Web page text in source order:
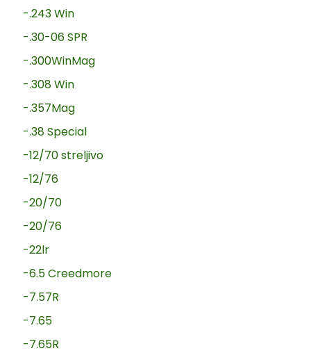
-.243 Win
-.30-06 SPR
-.300WinMag
-.308 Win
-.357Mag
-.38 Special
-12/70 streljivo
-12/76
-20/70
-20/76
-22lr
-6.5 Creedmore
-7.57R
-7.65
-7.65R